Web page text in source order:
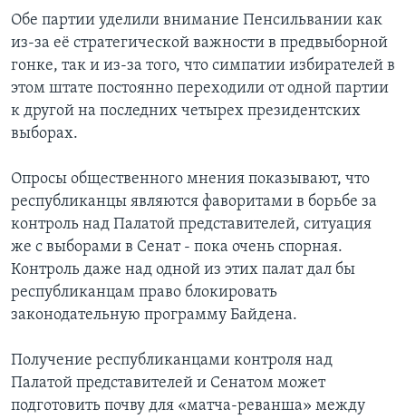
Обе партии уделили внимание Пенсильвании как
из-за её стратегической важности в предвыборной
гонке, так и из-за того, что симпатии избирателей в
этом штате постоянно переходили от одной партии
к другой на последних четырех президентских
выборах.
Опросы общественного мнения показывают, что
республиканцы являются фаворитами в борьбе за
контроль над Палатой представителей, ситуация
же с выборами в Сенат - пока очень спорная.
Контроль даже над одной из этих палат дал бы
республиканцам право блокировать
законодательную программу Байдена.
Получение республиканцами контроля над
Палатой представителей и Сенатом может
подготовить почву для «матча-реванша» между